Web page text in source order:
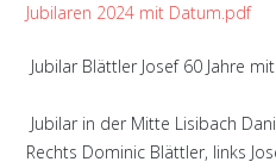
Jubilaren 2024 mit Datum.pdf
Jubilar Blättler Josef 60 Jahre
Jubilar in der Mitte Lisibach
Rechts Dominic Blättler, links